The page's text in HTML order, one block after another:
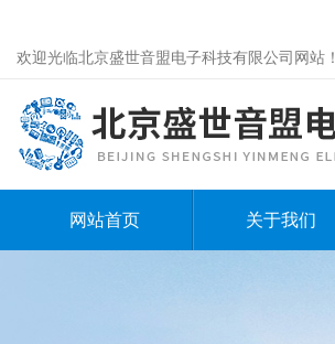
欢迎光临北京盛世音盟电子科技有限公司网站！
网站首页 关于我们